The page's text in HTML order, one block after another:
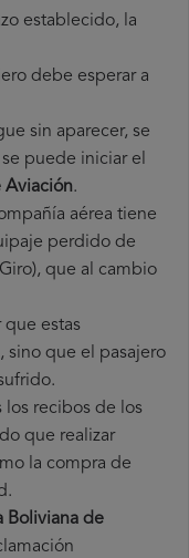
establecido, la
debe esperar a
sin aparecer, se
puede iniciar el
Aviación.
aérea tiene
perdido de
que al cambio
que estas
sino que el pasajero
los recibos de los
que realizar
la compra de
Boliviana de